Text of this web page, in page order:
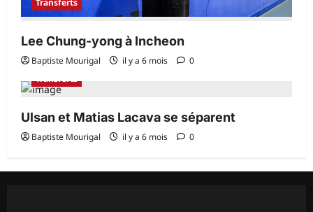
Transferts
Lee Chung-yong à Incheon
Baptiste Mourigal il y a 6 mois
0
Transferts
Ulsan et Matias Lacava se séparent
Baptiste Mourigal il y a 6 mois 0